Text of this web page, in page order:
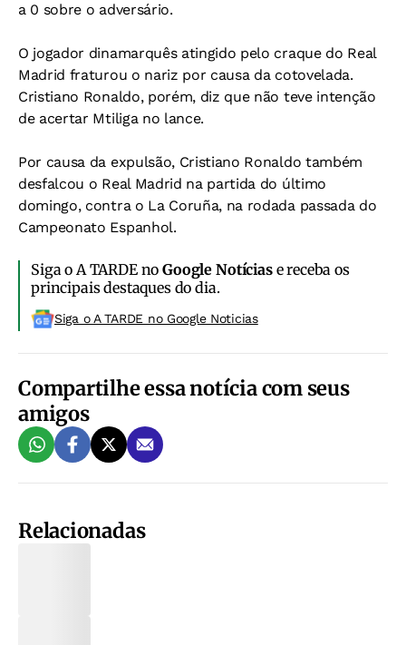
a 0 sobre o adversário.
O jogador dinamarquês atingido pelo craque do Real
Madrid fraturou o nariz por causa da cotovelada.
Cristiano Ronaldo, porém, diz que não teve intenção
de acertar Mtiliga no lance.
Por causa da expulsão, Cristiano Ronaldo também
desfalcou o Real Madrid na partida do último
domingo, contra o La Coruña, na rodada passada do
Campeonato Espanhol.
Siga o A TARDE noGoogle Notíciase receba os
principais destaques do dia.
Siga o A TARDE no Google Noticias
Compartilhe essa notícia com seus
amigos
Relacionadas